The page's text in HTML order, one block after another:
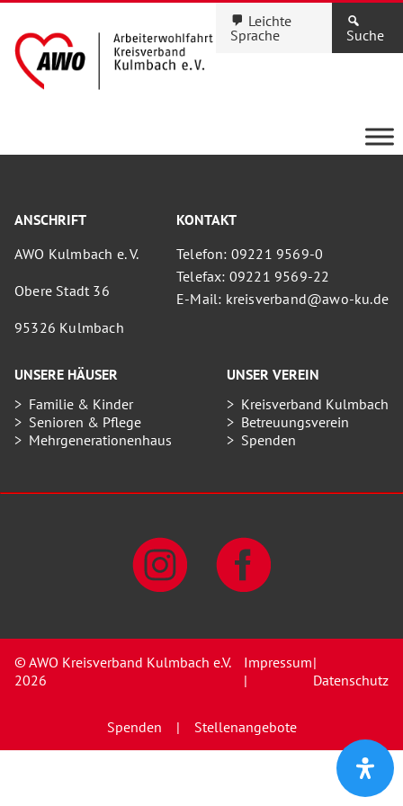
Leichte
Sprache
Suche
ANSCHRIFT
AWO Kulmbach e. V.
Obere Stadt 36
95326 Kulmbach
KONTAKT
Telefon: 09221 9569-0
Telefax: 09221 9569-22
E-Mail: kreisverband@awo-ku.de
UNSERE HÄUSER
Familie & Kinder
Senioren & Pflege
Mehrgenerationenhaus
UNSER VEREIN
Kreisverband Kulmbach
Betreuungsverein
Spenden
© AWO Kreisverband Kulmbach e.V.
2026
Impressum
|
|
Datenschutz
Spenden Stellenangebote